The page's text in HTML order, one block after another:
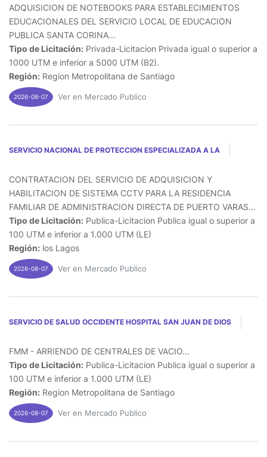
ADQUISICION DE NOTEBOOKS PARA ESTABLECIMIENTOS
EDUCACIONALES DEL SERVICIO LOCAL DE EDUCACION
PUBLICA SANTA CORINA...
Tipo de Licitación: Privada-Licitacion Privada igual o superior a
1000 UTM e inferior a 5000 UTM (B2).
Región: Region Metropolitana de Santiago
2026-08-07 Ver en Mercado Publico
SERVICIO NACIONAL DE PROTECCION ESPECIALIZADA A LA
CONTRATACION DEL SERVICIO DE ADQUISICION Y
HABILITACION DE SISTEMA CCTV PARA LA RESIDENCIA
FAMILIAR DE ADMINISTRACION DIRECTA DE PUERTO VARAS...
Tipo de Licitación: Publica-Licitacion Publica igual o superior a
100 UTM e inferior a 1.000 UTM (LE)
Región: los Lagos
2026-08-07 Ver en Mercado Publico
SERVICIO DE SALUD OCCIDENTE HOSPITAL SAN JUAN DE DIOS
FMM - ARRIENDO DE CENTRALES DE VACIO...
Tipo de Licitación: Publica-Licitacion Publica igual o superior a
100 UTM e inferior a 1.000 UTM (LE)
Región: Region Metropolitana de Santiago
2026-08-07 Ver en Mercado Publico